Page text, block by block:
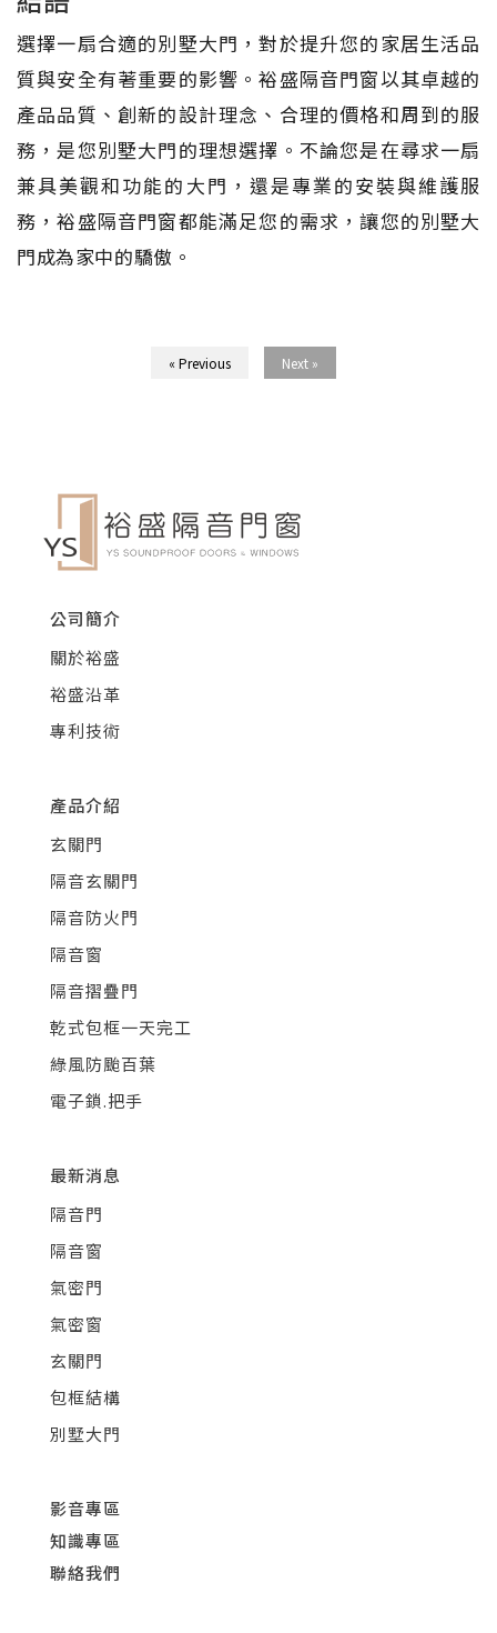
選擇一扇合適的別墅大門，對於提升您的家居生活品
質與安全有著重要的影響。裕盛隔音門窗以其卓越的
產品品質、創新的設計理念、合理的價格和周到的服
務，是您別墅大門的理想選擇。不論您是在尋求一扇
兼具美觀和功能的大門，還是專業的安裝與維護服
務，裕盛隔音門窗都能滿足您的需求，讓您的別墅大
門成為家中的驕傲。
« Previous Next »
公司簡介
關於裕盛
裕盛沿革
專利技術
產品介紹
玄關門
隔音玄關門
隔音防火門
隔音窗
隔音摺疊門
乾式包框一天完工
綠風防颱百葉
電子鎖.把手
最新消息
隔音門
隔音窗
氣密門
氣密窗
玄關門
包框結構
別墅大門
影音專區
知識專區
聯絡我們